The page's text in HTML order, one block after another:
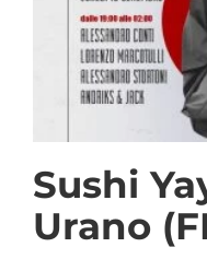
Sushi
Urano